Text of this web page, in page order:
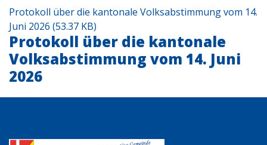
Protokoll über die kantonale Volksabstimmung vom 14.
Juni 2026 (53.37 KB)
Protokoll über die kantonale
Volksabstimmung vom 14. Juni
2026